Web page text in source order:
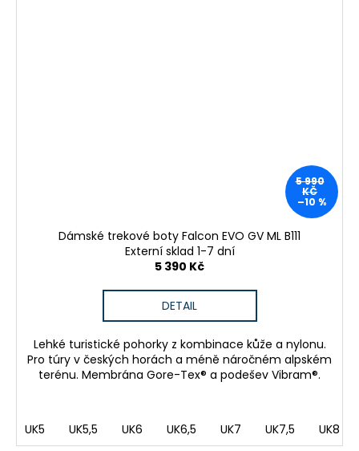
5 990
KČ
–10 %
Dámské trekové boty Falcon EVO GV ML B111
Externí sklad 1-7 dní
5 390 Kč
DETAIL
Lehké turistické pohorky z kombinace kůže a nylonu.
Pro túry v českých horách a méně náročném alpském
terénu. Membrána Gore-Tex® a podešev Vibram®.
UK5 UK5,5 UK6 UK6,5 UK7 UK7,5 UK8